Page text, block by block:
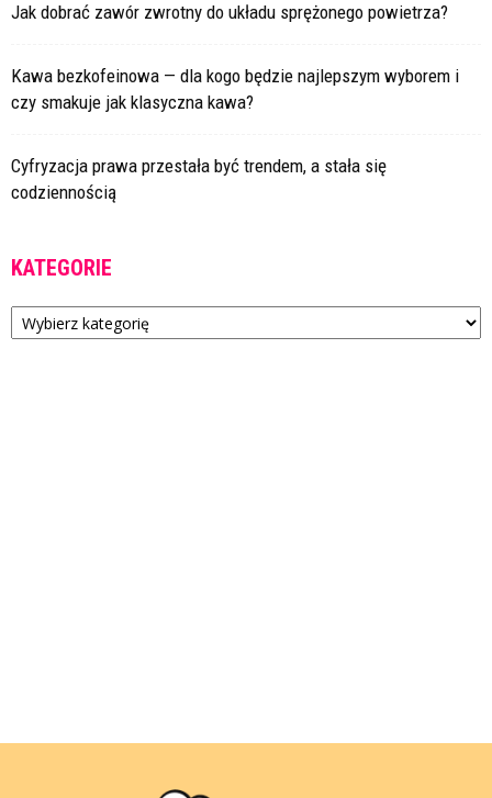
Jak dobrać zawór zwrotny do układu sprężonego powietrza?
Kawa bezkofeinowa — dla kogo będzie najlepszym wyborem i
czy smakuje jak klasyczna kawa?
Cyfryzacja prawa przestała być trendem, a stała się
codziennością
KATEGORIE
Kategorie